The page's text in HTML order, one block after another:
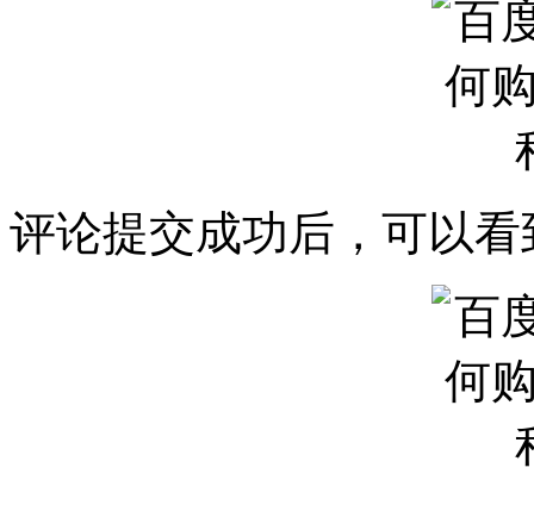
评论提交成功后，可以